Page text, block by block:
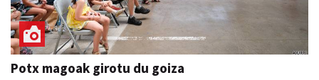
Potx magoak girotu du goiza